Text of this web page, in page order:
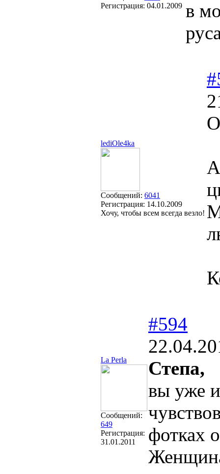
Регистрация: 04.01.2009 в
lediOle4ka
Сообщений: 6041
Регистрация: 14.10.2009
Хочу, чтобы всем всегда везло!
La Perla
Сообщений:
649
Регистрация:
31.01.2011
#594
Степа,
вы уже
фотках